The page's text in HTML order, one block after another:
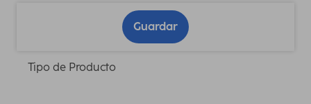
Guardar
Tipo de Producto